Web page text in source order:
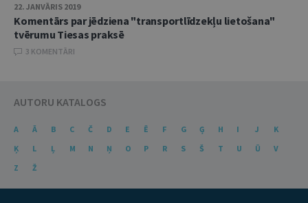
22. JANVĀRIS 2019
Komentārs par jēdziena "transportlīdzekļu lietošana"
tvērumu Tiesas praksē
3 KOMENTĀRI
AUTORU KATALOGS
A Ā B C Č D E Ē F G Ģ H I J
K
Ķ
L Ļ M N Ņ O P R S Š T U Ū
V
Z
Ž